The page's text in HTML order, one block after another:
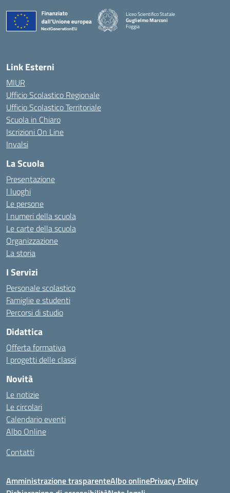
Liceo Scientifico Statale
Guglielmo Marconi
Foggia
— Visita la pagina iniziale della scuola
Link Esterni
MIUR
Ufficio Scolastico Regionale
Ufficio Scolastico Territoriale
Scuola in Chiaro
Iscrizioni On Line
Invalsi
La Scuola
Presentazione
I luoghi
Le persone
I numeri della scuola
Le carte della scuola
Organizzazione
La storia
I Servizi
Personale scolastico
Famiglie e studenti
Percorsi di studio
Didattica
Offerta formativa
I progetti delle classi
Novità
Le notizie
Le circolari
Calendario eventi
Albo Online
Contatti
Amministrazione trasparenteAlbo onlinePrivacy Policy